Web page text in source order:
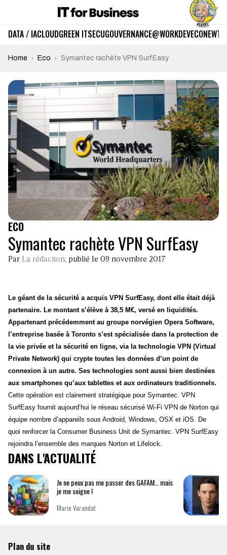
DATA / IACLOUDGREEN ITSECUGOUVERNANCE@WORKDEVECO
Home Eco Symantec rachète VPN SurfEasy
ECO
Symantec rachète VPN SurfEasy
Par La rédaction, publié le 09 novembre 2017
Le géant de la sécurité a acquis VPN SurfEasy, dont elle était déjà
partenaire. Le montant s’élève à 38,5 M€, versé en liquidités.
Appartenant précédemment au groupe norvégien Opera Software,
l’entreprise basée à Toronto s’est spécialisée dans la protection de
la vie privée et la sécurité en ligne, via la technologie VPN (Virtual
Private Network) qui crypte toutes les données d’un point de
connexion à un autre. Ses technologies sont aussi bien destinées
aux smartphones qu’aux tablettes et aux ordinateurs traditionnels.
Cette opération est clairement stratégique pour Symantec. VPN
SurfEasy fournit aujourd’hui le réseau sécurisé Wi-Fi VPN de Norton qui
équipe nombre d’appareils sous Android, Windows, OSX et iOS. De
quoi renforcer la Consumer Business Unit de Symantec. VPN SurfEasy
rejoindra l’ensemble des marques Norton et Lifelock.
DANS L'ACTUALITÉ
Je ne peux pas me passer des GAFAM… mais
je me soigne !
Marie Varandat
Plan du site